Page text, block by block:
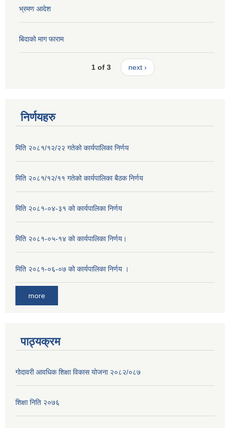
भ्रमण आदेश
बिदाको माग फाराम
1 of 3 next ›
निर्णयहरु
मिति २०८१/१२/२२ गतेको कार्यपालिका निर्णय
मिति २०८१/१२/११ गतेको कार्यपालिका बैठक निर्णय
मिति २०८१-०४-३१ को कार्यपालिका निर्णय
मिति २०८१-०५-१४ को कार्यपालिका निर्णय।
मिति २०८१-०६-०७ को कार्यपालिका निर्णय ।
more
पाठ्यक्रम
गोदावरी आवधिक शिक्षा विकास योजना २०८२/०८७
शिक्षा निति २०७६